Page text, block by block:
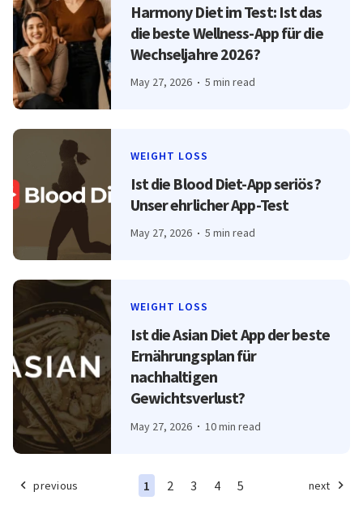
Harmony Diet im Test: Ist das
die beste Wellness-App für die
Wechseljahre 2026?
May 27, 2026 5 min read
WEIGHT LOSS
Ist die Blood Diet-App seriös?
Unser ehrlicher App-Test
May 27, 2026 5 min read
WEIGHT LOSS
Ist die Asian Diet App der beste
Ernährungsplan für
nachhaltigen
Gewichtsverlust?
May 27, 2026 10 min read
previous 1 2 3 4 5 next